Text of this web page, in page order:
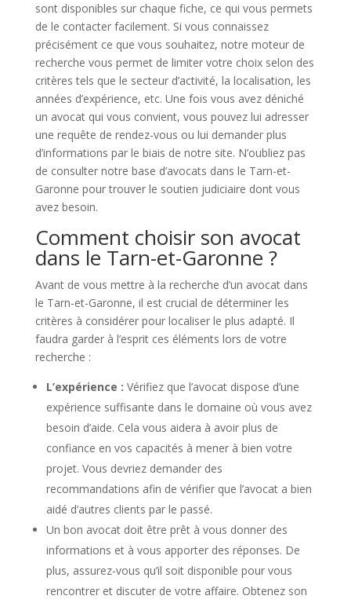
sont disponibles sur chaque fiche, ce qui vous permets
de le contacter facilement. Si vous connaissez
précisément ce que vous souhaitez, notre moteur de
recherche vous permet de limiter votre choix selon des
critères tels que le secteur d’activité, la localisation, les
années d’expérience, etc. Une fois vous avez déniché
un avocat qui vous convient, vous pouvez lui adresser
une requête de rendez-vous ou lui demander plus
d’informations par le biais de notre site. N’oubliez pas
de consulter notre base d’avocats dans le Tarn-et-
Garonne pour trouver le soutien judiciaire dont vous
avez besoin.
Comment choisir son avocat
dans le Tarn-et-Garonne ?
Avant de vous mettre à la recherche d’un avocat dans
le Tarn-et-Garonne, il est crucial de déterminer les
critères à considérer pour localiser le plus adapté. Il
faudra garder à l’esprit ces éléments lors de votre
recherche :
L’expérience : Vérifiez que l’avocat dispose d’une
expérience suffisante dans le domaine où vous avez
besoin d’aide. Cela vous aidera à avoir plus de
confiance en vos capacités à mener à bien votre
projet. Vous devriez demander des
recommandations afin de vérifier que l’avocat a bien
aidé d’autres clients par le passé.
Un bon avocat doit être prêt à vous donner des
informations et à vous apporter des réponses. De
plus, assurez-vous qu’il soit disponible pour vous
rencontrer et discuter de votre affaire. Obtenez son